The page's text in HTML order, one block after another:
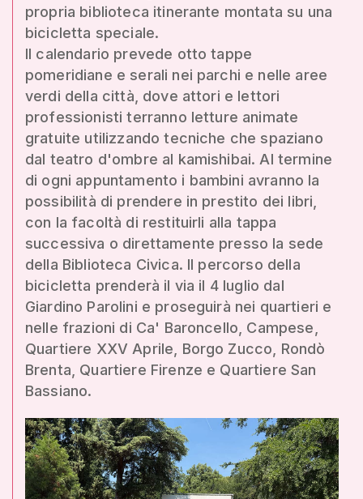
propria biblioteca itinerante montata su una
bicicletta speciale.
Il calendario prevede otto tappe
pomeridiane e serali nei parchi e nelle aree
verdi della città, dove attori e lettori
professionisti terranno letture animate
gratuite utilizzando tecniche che spaziano
dal teatro d'ombre al kamishibai. Al termine
di ogni appuntamento i bambini avranno la
possibilità di prendere in prestito dei libri,
con la facoltà di restituirli alla tappa
successiva o direttamente presso la sede
della Biblioteca Civica. Il percorso della
bicicletta prenderà il via il 4 luglio dal
Giardino Parolini e proseguirà nei quartieri e
nelle frazioni di Ca' Baroncello, Campese,
Quartiere XXV Aprile, Borgo Zucco, Rondò
Brenta, Quartiere Firenze e Quartiere San
Bassiano.